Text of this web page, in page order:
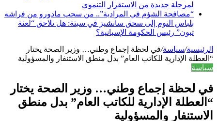
لمرحلة جديدة من الاستقرار التنموي
“مصافحة الشؤم في المرادية”.. من سحب مادورو من فراشه
بلباس النوم إلى سحق سانشيز في سبتة: هل تلاحق “لعنة
تبون” رئيس الحكومة الإسبانية؟
الرئيسية/سياسة/في لحظة إجماع وطني… وزير الصحة يختار
“العطلة الإدارية للكاتب العام” بدل منطق الاستنفار والمسؤولية
سياسة
في لحظة إجماع وطني… وزير الصحة يختار
“العطلة الإدارية للكاتب العام” بدل منطق
الاستنفار والمسؤولية